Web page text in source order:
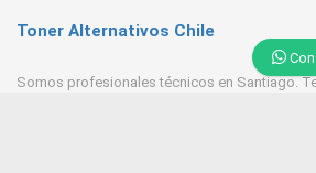
Toner Alternativos Chile
Somos profesionales técnicos en Santiago.